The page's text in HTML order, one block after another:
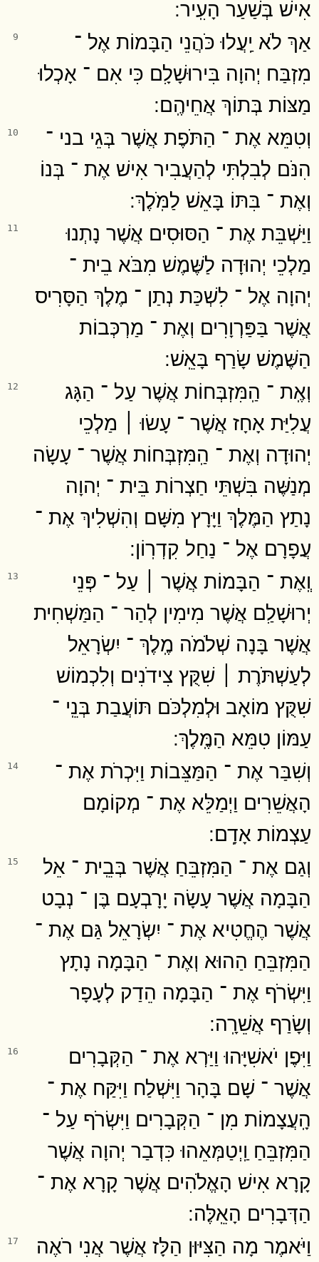
אִישׁ בְּשַׁעַר הָעִֽיר ׃
9
אַךְ לֹא יַֽעֲלוּ כֹּהֲנֵי הַבָּמוֹת אֶל ־
מִזְבַּח יְהוָה בִּירוּשָׁלִָם כִּי אִם ־ אָכְלוּ
מַצּוֹת בְּתוֹךְ אֲחֵיהֶֽם ׃
10
וְטִמֵּא אֶת ־ הַתֹּפֶת אֲשֶׁר בְּגֵי בני ־
הִנֹּם לְבִלְתִּי לְהַעֲבִיר אִישׁ אֶת ־ בְּנוֹ
וְאֶת ־ בִּתּוֹ בָּאֵשׁ לַמֹּֽלֶךְ ׃
11
וַיַּשְׁבֵּת אֶת ־ הַסּוּסִים אֲשֶׁר נָתְנוּ
מַלְכֵי יְהוּדָה לַשֶּׁמֶשׁ מִבֹּא בֵית ־
יְהוָה אֶל ־ לִשְׁכַּת נְתַן ־ מֶלֶךְ הַסָּרִיס
אֲשֶׁר בַּפַּרְוָרִים וְאֶת ־ מַרְכְּבוֹת
הַשֶּׁמֶשׁ שָׂרַף בָּאֵֽשׁ ׃
12
וְאֶֽת ־ הַֽמִּזְבְּחוֹת אֲשֶׁר עַל ־ הַגָּג
עֲלִיַּת אָחָז אֲשֶׁר ־ עָשׂוּ ׀ מַלְכֵי
יְהוּדָה וְאֶת ־ הַֽמִּזְבְּחוֹת אֲשֶׁר ־ עָשָׂה
מְנַשֶּׁה בִּשְׁתֵּי חַצְרוֹת בֵּית ־ יְהוָה
נָתַץ הַמֶּלֶךְ וַיָּרָץ מִשָּׁם וְהִשְׁלִיךְ אֶת ־
עֲפָרָם אֶל ־ נַחַל קִדְרֽוֹן ׃
13
וְֽאֶת ־ הַבָּמוֹת אֲשֶׁר ׀ עַל ־ פְּנֵי
יְרוּשָׁלִַם אֲשֶׁר מִימִין לְהַר ־ הַמַּשְׁחִית
אֲשֶׁר בָּנָה שְׁלֹמֹה מֶֽלֶךְ ־ יִשְׂרָאֵל
לְעַשְׁתֹּרֶת ׀ שִׁקֻּץ צִידֹנִים וְלִכְמוֹשׁ
שִׁקֻּץ מוֹאָב וּלְמִלְכֹּם תּוֹעֲבַת בְּנֵֽי ־
עַמּוֹן טִמֵּא הַמֶּֽלֶךְ ׃
14
וְשִׁבַּר אֶת ־ הַמַּצֵּבוֹת וַיִּכְרֹת אֶת ־
הָאֲשֵׁרִים וַיְמַלֵּא אֶת ־ מְקוֹמָם
עַצְמוֹת אָדָֽם ׃
15
וְגַם אֶת ־ הַמִּזְבֵּחַ אֲשֶׁר בְּבֵֽית ־ אֵל
הַבָּמָה אֲשֶׁר עָשָׂה יָרָבְעָם בֶּן ־ נְבָט
אֲשֶׁר הֶחֱטִיא אֶת ־ יִשְׂרָאֵל גַּם אֶת ־
הַמִּזְבֵּחַ הַהוּא וְאֶת ־ הַבָּמָה נָתָץ
וַיִּשְׂרֹף אֶת ־ הַבָּמָה הֵדַק לְעָפָר
וְשָׂרַף אֲשֵׁרָֽה ׃
16
וַיִּפֶן יֹאשִׁיָּהוּ וַיַּרְא אֶת ־ הַקְּבָרִים
אֲשֶׁר ־ שָׁם בָּהָר וַיִּשְׁלַח וַיִּקַּח אֶת ־
הָֽעֲצָמוֹת מִן ־ הַקְּבָרִים וַיִּשְׂרֹף עַל ־
הַמִּזְבֵּחַ וַֽיְטַמְּאֵהוּ כִּדְבַר יְהוָה אֲשֶׁר
קָרָא אִישׁ הָאֱלֹהִים אֲשֶׁר קָרָא אֶת ־
הַדְּבָרִים הָאֵֽלֶּה ׃
17
וַיֹּאמֶר מָה הַצִּיּוּן הַלָּז אֲשֶׁר אֲנִי רֹאֶה